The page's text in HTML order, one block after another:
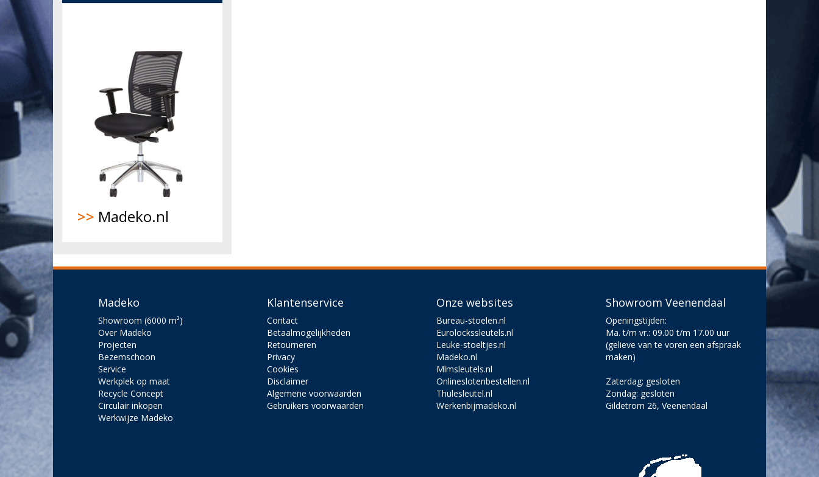
>> Madeko.nl
Madeko
Showroom (6000 m²)
Over Madeko
Projecten
Bezemschoon
Service
Werkplek op maat
Recycle Concept
Circulair inkopen
Werkwijze Madeko
Klantenservice
Contact
Betaalmogelijkheden
Retourneren
Privacy
Cookies
Disclaimer
Algemene voorwaarden
Gebruikers voorwaarden
Onze websites
Bureau-stoelen.nl
Eurolockssleutels.nl
Leuke-stoeltjes.nl
Madeko.nl
Mlmsleutels.nl
Onlineslotenbestellen.nl
Thulesleutel.nl
Werkenbijmadeko.nl
Showroom Veenendaal
Openingstijden:
Ma. t/m vr.: 09.00 t/m 17.00 uur
(gelieve van te voren een afspraak
maken)
Zaterdag: gesloten
Zondag: gesloten
Gildetrom 26, Veenendaal